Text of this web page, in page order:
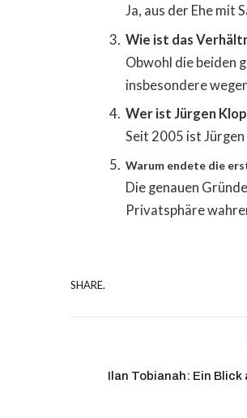
Ja, aus der Ehe mit
Wie ist das
Obwohl die beiden
insbesondere
Wer ist Jürgen
Seit 2005 ist
Warum endete die
Die genauen
Privatsphäre
SHARE.
Ilan Tobianah: Ein Blick